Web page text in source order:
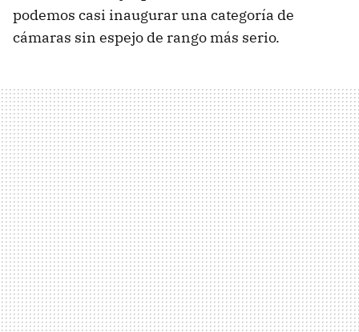
podemos casi inaugurar una categoría de
cámaras sin espejo de rango más serio.